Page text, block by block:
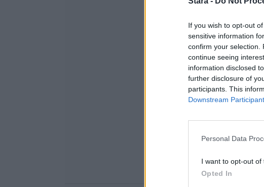
If you wish to opt-out
sensitive information
confirm your selection.
continue seeing
information disclosed
further disclosure of
participants. This
Downstream
Personal Data
I want to opt-out of
Opted In